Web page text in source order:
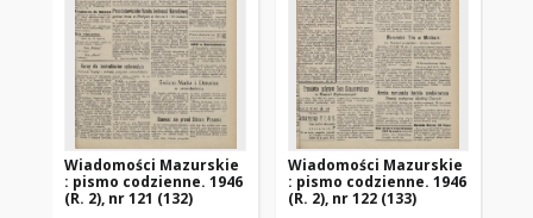
Wiadomości Mazurskie
: pismo codzienne. 1946
(R. 2), nr 121 (132)
Wiadomości Mazurskie
: pismo codzienne. 1946
(R. 2), nr 122 (133)